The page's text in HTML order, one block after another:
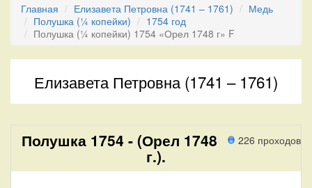
Главная Елизавета Петровна (1741 – 1761)
Медь
Полушка (¼ копейки)
1754 год
Полушка (¼ копейки) 1754 «Орел 1748 г» F
Елизавета Петровна (1741 – 1761)
226 проходов
Полушка 1754 - (Орел 1748
г.).